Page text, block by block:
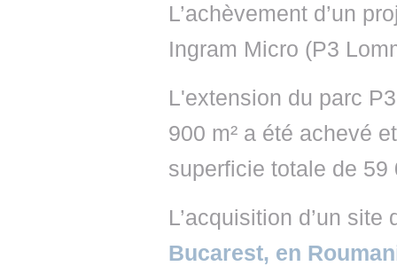
L’achèvement d’un
Ingram Micro (P3
L'extension du parc
900 m² a été achevé
superficie totale de 59
L’acquisition d’un
Bucarest, en